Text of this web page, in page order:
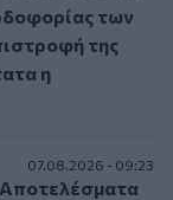
των
της
η
07.08.2026 - 09:23